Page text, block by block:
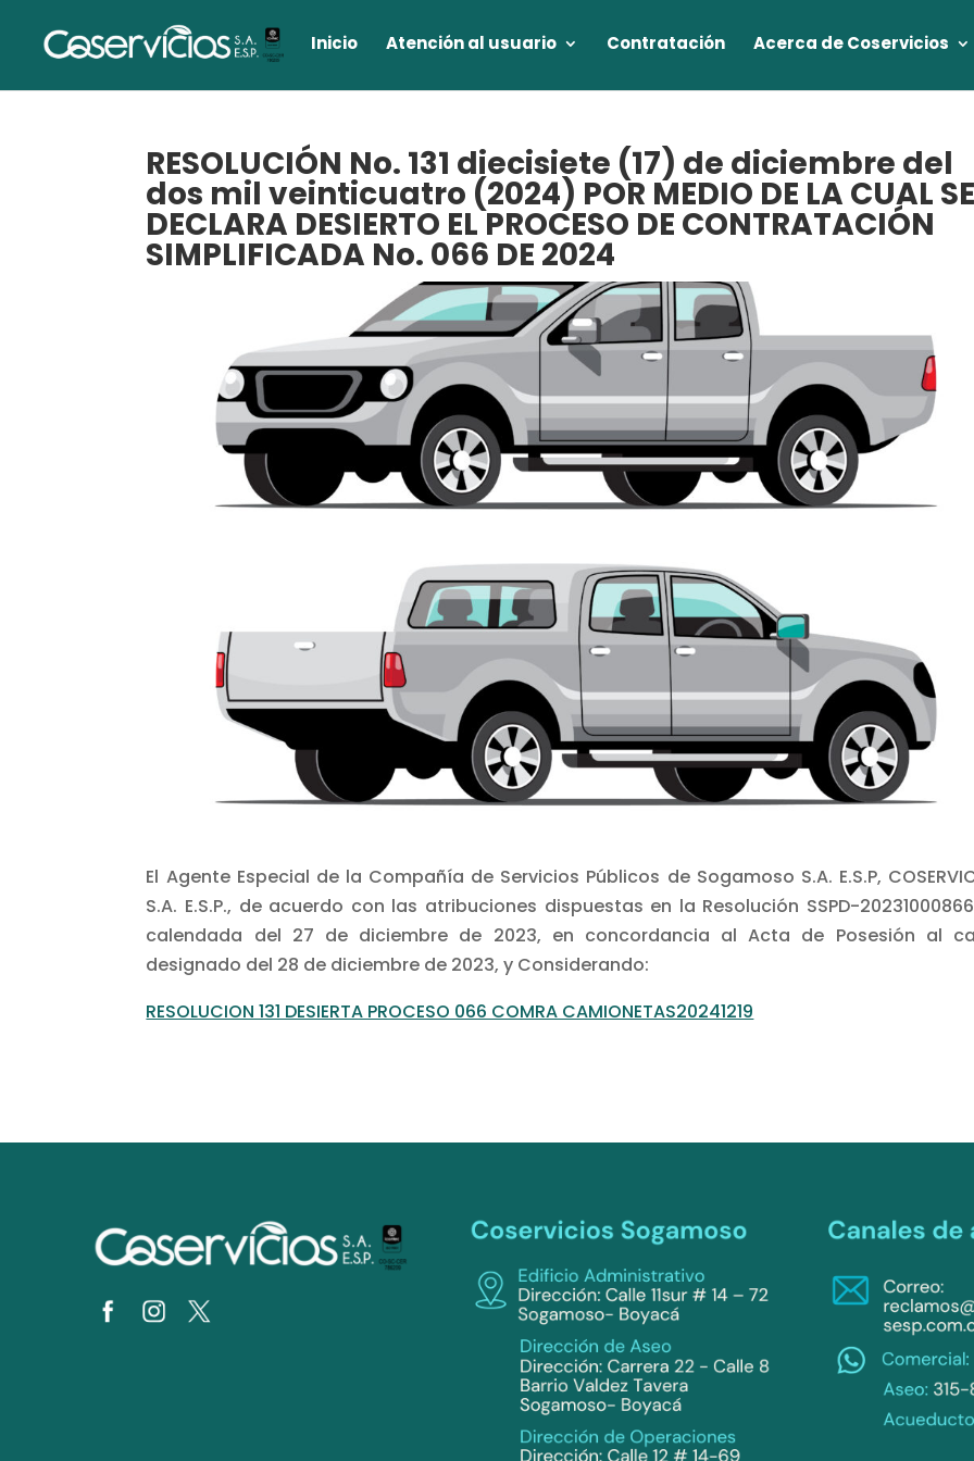
Inicio Atención al usuario Contratación Acerca de Coservicios
RESOLUCIÓN No. 131 diecisiete (17) de diciembre del
dos mil veinticuatro (2024) POR MEDIO DE LA CUAL SE
DECLARA DESIERTO EL PROCESO DE CONTRATACIÓN
SIMPLIFICADA No. 066 DE 2024
El Agente Especial de la Compañía de Servicios Públicos de Sogamoso S.A. E.S.P,
S.A. E.S.P., de acuerdo con las atribuciones dispuestas en la Resolución SSPD-
calendada del 27 de diciembre de 2023, en concordancia al Acta de Posesión al
designado del 28 de diciembre de 2023, y Considerando:
RESOLUCION 131 DESIERTA PROCESO 066 COMRA CAMIONETAS20241219